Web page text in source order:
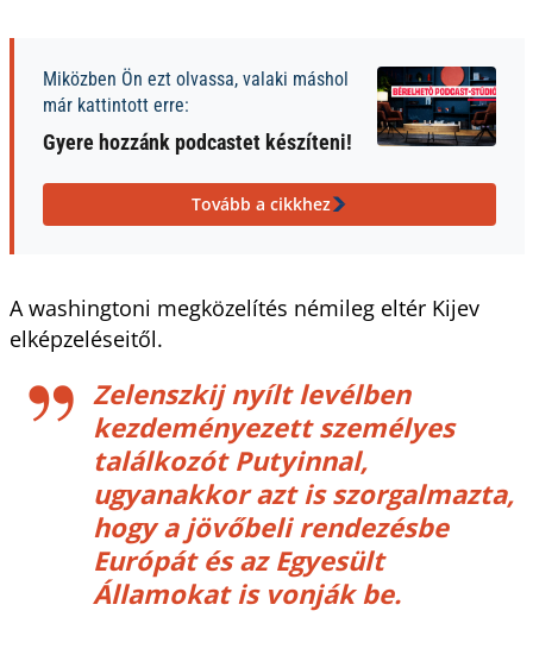
Miközben Ön ezt olvassa, valaki máshol
már kattintott erre:
Gyere hozzánk podcastet készíteni!
Tovább a cikkhez
A washingtoni megközelítés némileg eltér Kijev
elképzeléseitől.
Zelenszkij nyílt levélben
kezdeményezett személyes
találkozót Putyinnal,
ugyanakkor azt is szorgalmazta,
hogy a jövőbeli rendezésbe
Európát és az Egyesült
Államokat is vonják be.